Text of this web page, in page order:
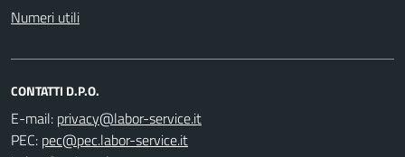
Numeri utili
CONTATTI D.P.O.
E-mail:
PEC: